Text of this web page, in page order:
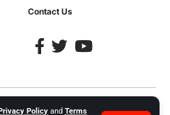
Policy and Terms
Contact Us
Website Developed byiTree